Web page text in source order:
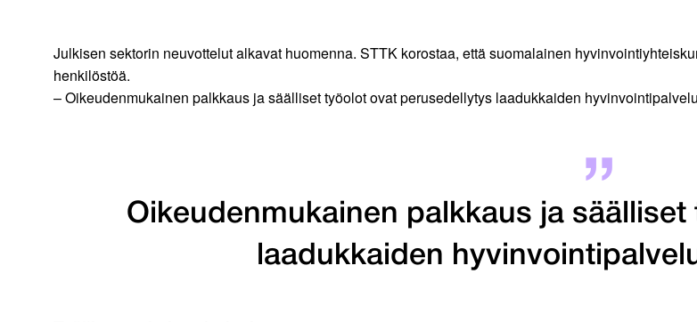
Julkisen sektorin neuvottelut alkavat huomenna. STTK korostaa, että suomalainen
henkilöstöä.
– Oikeudenmukainen palkkaus ja säälliset työolot ovat perusedellytys laadukkaiden
Oikeudenmukainen palkkaus ja
laadukkaiden